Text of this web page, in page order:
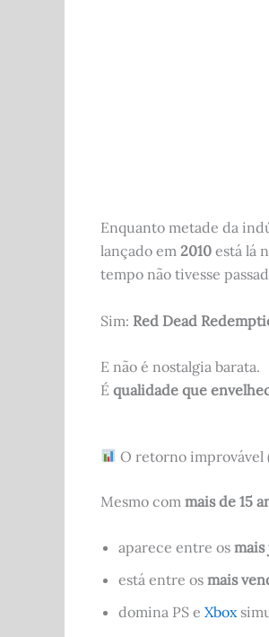
Enquanto metade da
lançado em 2010 está lá
tempo não tivesse
Sim: Red Dead
E não é nostalgia barata.
É qualidade que
O retorno improvável
Mesmo com mais de 15
aparece entre os mais
está entre os mais
domina PS e Xbox